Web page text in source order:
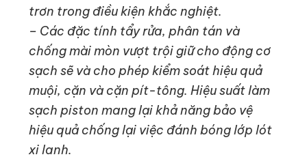
trơn trong điều kiện khắc nghiệt.
– Các đặc tính tẩy rửa, phân tán và
chống mài mòn vượt trội giữ cho động cơ
sạch sẽ và cho phép kiểm soát hiệu quả
muội, cặn và cặn pít-tông. Hiệu suất làm
sạch piston mang lại khả năng bảo vệ
hiệu quả chống lại việc đánh bóng lớp lót
xi lanh.